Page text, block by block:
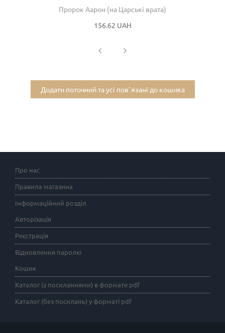
Пророк Аарон (на Царські врата)
156.62 UAH
Додати поточний та усі пов`язані до кошика
Про нас
Правила магазина
Інформаційний розділ
Авторізація
Реєстрація
Відновлення паролю
Кошик
Каталог (з посиланнями) в формате pdf
Каталог (без посилань) у форматі pdf